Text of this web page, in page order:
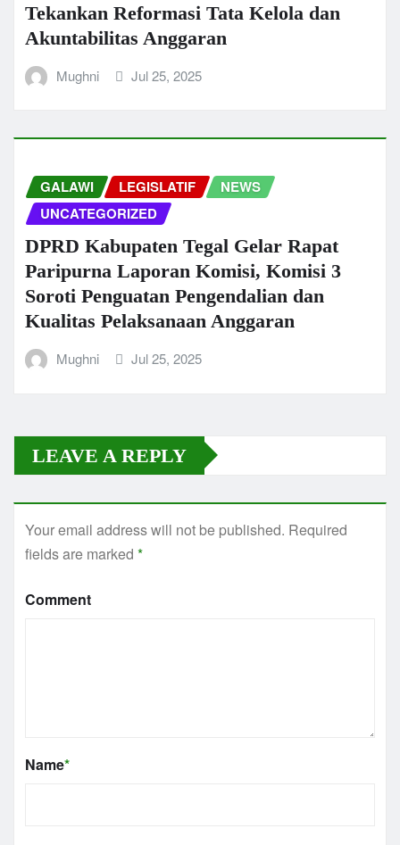
Tekankan Reformasi Tata Kelola dan
Akuntabilitas Anggaran
Mughni Jul 25, 2025
GALAWI LEGISLATIF
NEWS
UNCATEGORIZED
DPRD Kabupaten Tegal Gelar Rapat
Paripurna Laporan Komisi, Komisi 3
Soroti Penguatan Pengendalian dan
Kualitas Pelaksanaan Anggaran
Mughni Jul 25, 2025
LEAVE A REPLY
Your email address will not be published. Required
fields are marked *
Comment
Name*